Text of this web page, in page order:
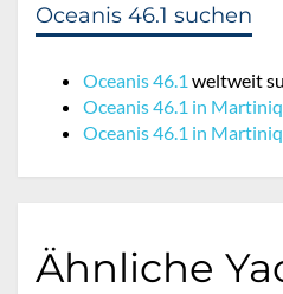
Oceanis 46.1 suchen
Oceanis 46.1 weltweit
Oceanis 46.1 in
Oceanis 46.1 in
Ähnliche